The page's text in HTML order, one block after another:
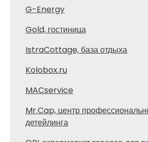
G-Energy
Gold, гостиница
IstraCottage, база отдыха
Kolobox.ru
MACservice
Mr.Cap, центр
детейлинга